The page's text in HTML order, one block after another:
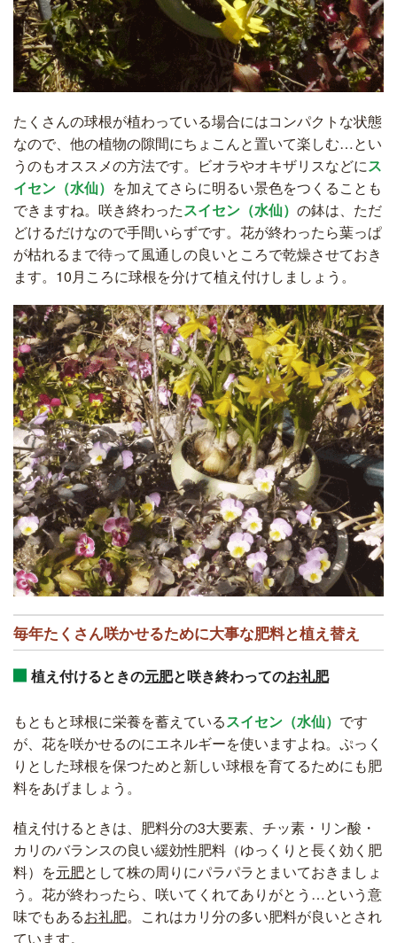
たくさんの球根が植わっている場合にはコンパクトな状態
なので、他の植物の隙間にちょこんと置いて楽しむ…とい
うのもオススメの方法です。ビオラやオキザリスなどにス
イセン（水仙） を加えてさらに明るい景色をつくることも
できますね。咲き終わったスイセン（水仙） の鉢は、ただ
どけるだけなので手間いらずです。花が終わったら葉っぱ
が枯れるまで待って風通しの良いところで乾燥させておき
ます。10月ころに球根を分けて植え付けしましょう。
毎年たくさん咲かせるために大事な肥料と植え替え
植え付けるときの元肥と咲き終わってのお礼肥
もともと球根に栄養を蓄えているスイセン（水仙） です
が、花を咲かせるのにエネルギーを使いますよね。ぷっく
りとした球根を保つためと新しい球根を育てるためにも肥
料をあげましょう。
植え付けるときは、肥料分の3大要素、チッ素・リン酸・
カリのバランスの良い緩効性肥料（ゆっくりと長く効く肥
料）を元肥として株の周りにパラパラとまいておきましょ
う。花が終わったら、咲いてくれてありがとう…という意
味でもあるお礼肥。これはカリ分の多い肥料が良いとされ
ています。